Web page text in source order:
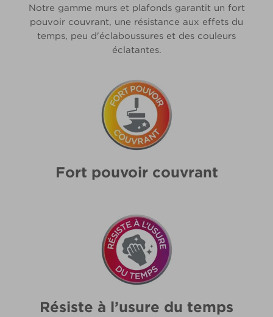
Notre gamme murs et plafonds garantit un fort
pouvoir couvrant, une résistance aux effets du
temps, peu d'éclaboussures et des couleurs
éclatantes.
Fort pouvoir couvrant
Résiste à l’usure du temps